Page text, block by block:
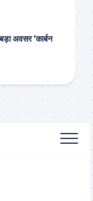
अवसर ‘कार्बन